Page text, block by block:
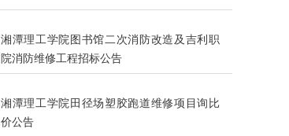
湘潭理工学院图书馆二次消防改造及吉利职
院消防维修工程招标公告
湘潭理工学院田径场塑胶跑道维修项目询比
价公告